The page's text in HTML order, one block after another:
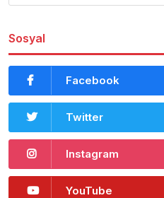
Sosyal
Facebook
Twitter
Instagram
YouTube